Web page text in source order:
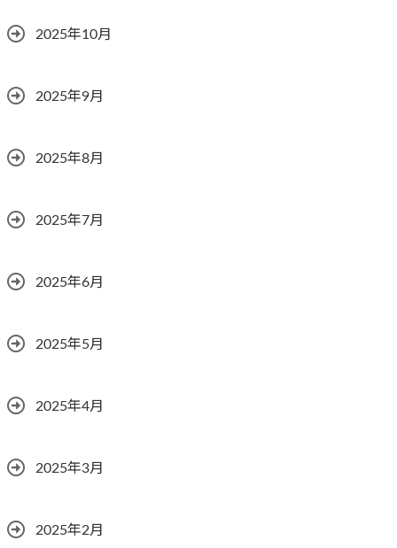
2025年10月
2025年9月
2025年8月
2025年7月
2025年6月
2025年5月
2025年4月
2025年3月
2025年2月